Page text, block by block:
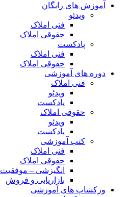
آموزش های رایگان
ویدئو
فنی املاک
حقوقی املاک
پادکست
فنی املاک
حقوقی املاک
دوره های آموزشی
فنی املاک
ویدئو
پادکست
حقوقی املاک
ویدئو
پادکست
کتب آموزشی
فنی املاک
حقوقی املاک
انگیزشی – موفقیت
بازاریابی و فروش
ورکشاپ های آموزشی